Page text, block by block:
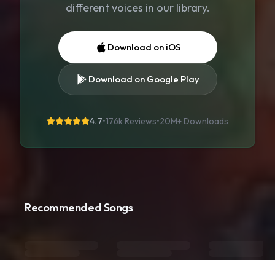
different voices in our library.
Download on iOS
Download on Google Play
4.7•176k Reviews•20M+ Downloads
Recommended Songs